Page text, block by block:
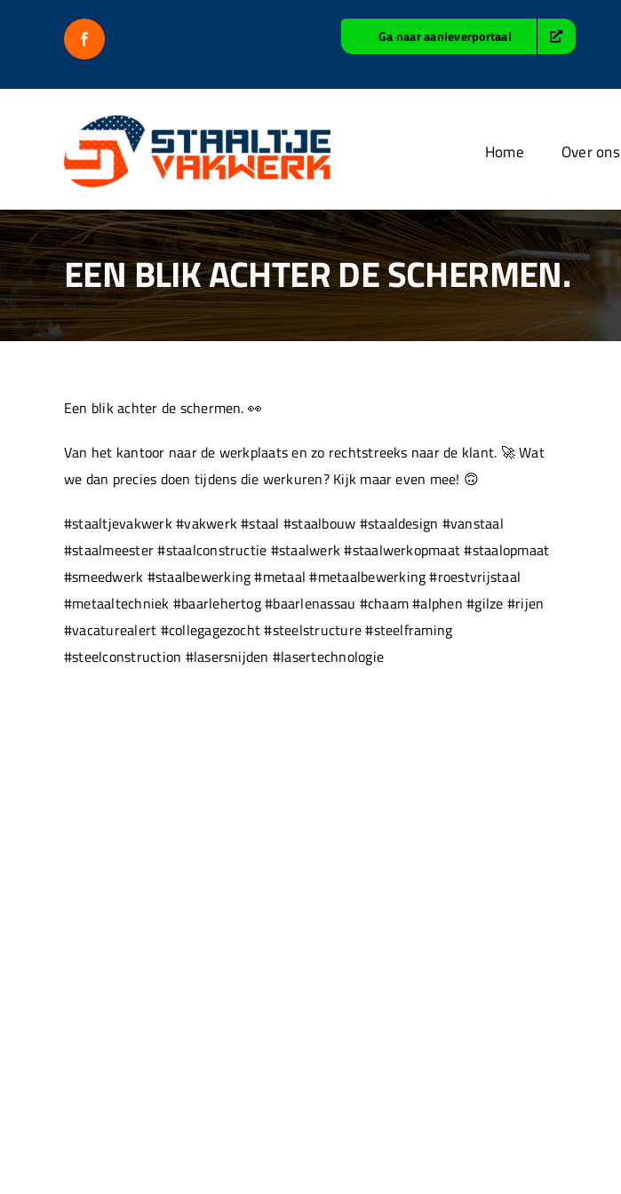
Ga naar aanleverportaal
Home Over ons
EEN BLIK ACHTER DE SCHERMEN.
Een blik achter de schermen. 👀
Van het kantoor naar de werkplaats en zo rechtstreeks naar de klant. 🚀 Wat
we dan precies doen tijdens die werkuren? Kijk maar even mee! 🙃
#staaltjevakwerk #vakwerk #staal #staalbouw #staaldesign #vanstaal
#staalmeester #staalconstructie #staalwerk #staalwerkopmaat #staalopmaat
#smeedwerk #staalbewerking #metaal #metaalbewerking #roestvrijstaal
#metaaltechniek #baarlehertog #baarlenassau #chaam #alphen #gilze #rijen
#vacaturealert #collegagezocht #steelstructure #steelframing
#steelconstruction #lasersnijden #lasertechnologie